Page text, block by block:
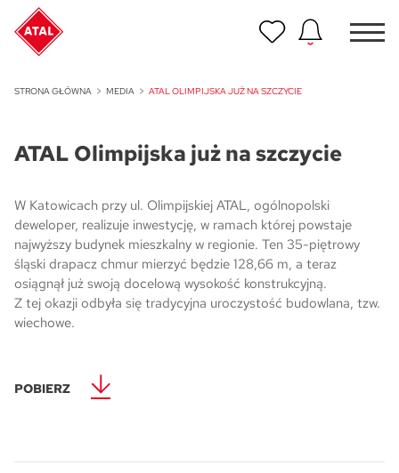
STRONA GŁÓWNA MEDIA ATAL OLIMPIJSKA JUŻ NA SZCZYCIE
ATAL Olimpijska już na szczycie
W Katowicach przy ul. Olimpijskiej ATAL, ogólnopolski
deweloper, realizuje inwestycję, w ramach której powstaje
najwyższy budynek mieszkalny w regionie. Ten 35-piętrowy
śląski drapacz chmur mierzyć będzie 128,66 m, a teraz
osiągnął już swoją docelową wysokość konstrukcyjną.
Z tej okazji odbyła się tradycyjna uroczystość budowlana, tzw.
wiechowe.
POBIERZ
ATAL Unii Lubelskiej w Poznaniu
Nowość
ATAL Ville przy Białej
NOWOŚĆ
Program Poleceń ATAL
Polecaj i zyskaj nawet 5 000 zł
NOWOŚĆ
ATAL Floriana w Szczecinie
ATAL Ruczaj w Krakowie